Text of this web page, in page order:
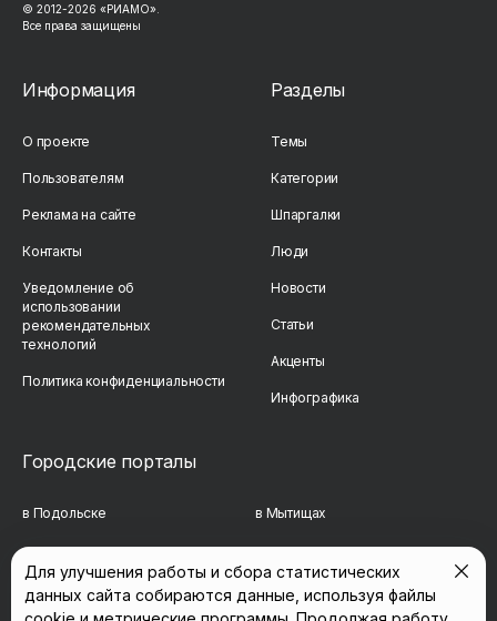
© 2012-2026 «РИАМО».
Все права защищены
Информация
О проекте
Пользователям
Реклама на сайте
Контакты
Уведомление об
использовании
рекомендательных
технологий
Политика конфиденциальности
Разделы
Темы
Категории
Шпаргалки
Люди
Новости
Статьи
Акценты
Инфографика
Городские порталы
в Подольске в Мытищах
в Реутове
в Сергиевом Посаде в Люберцах
Для улучшения работы и сбора статистических
данных сайта собираются данные, используя файлы